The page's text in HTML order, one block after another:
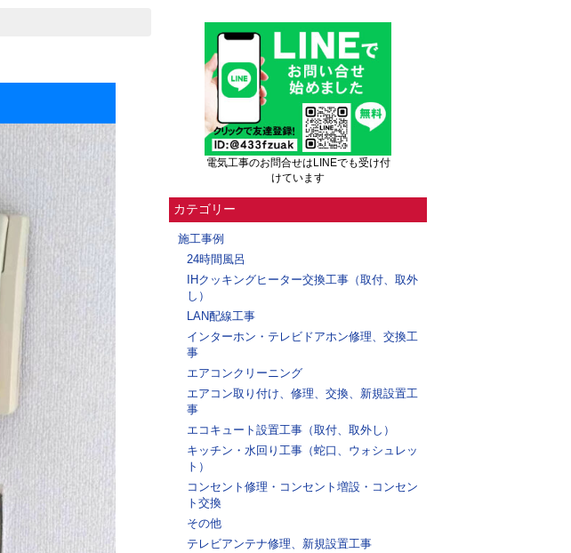
電気工事のお問合せはLINEでも受け付
けています
カテゴリー
施工事例
24時間風呂
IHクッキングヒーター交換工事（取付、取外
し）
LAN配線工事
インターホン・テレビドアホン修理、交換工
事
エアコンクリーニング
エアコン取り付け、修理、交換、新規設置工
事
エコキュート設置工事（取付、取外し）
キッチン・水回り工事（蛇口、ウォシュレッ
ト）
コンセント修理・コンセント増設・コンセン
ト交換
その他
テレビアンテナ修理、新規設置工事